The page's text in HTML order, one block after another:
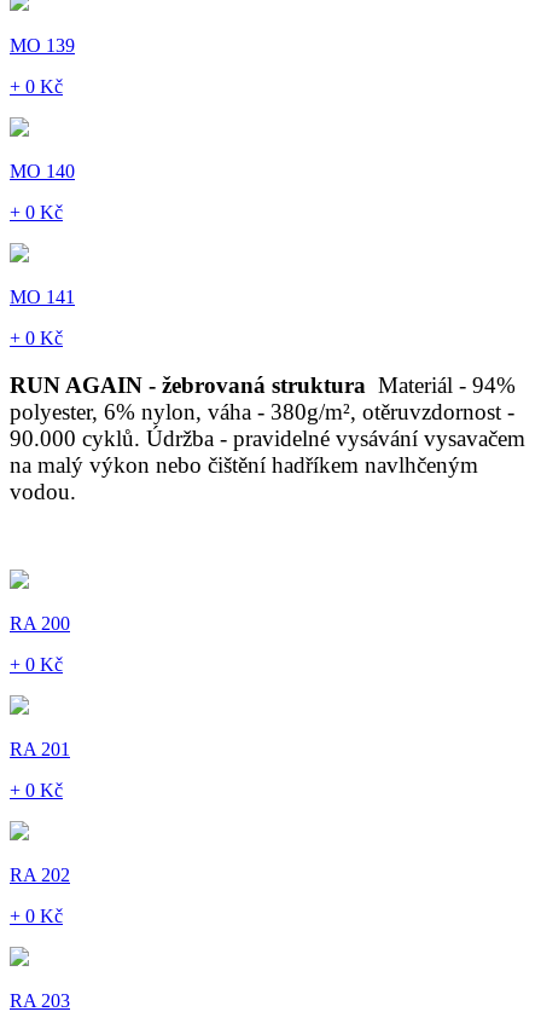
MO 139
+ 0 Kč
MO 140
+ 0 Kč
MO 141
+ 0 Kč
RUN AGAIN - žebrovaná struktura Materiál - 94%
polyester, 6% nylon, váha - 380g/m², otěruvzdornost -
90.000 cyklů. Údržba - pravidelné vysávání vysavačem
na malý výkon nebo čištění hadříkem navlhčeným
vodou.
RA 200
+ 0 Kč
RA 201
+ 0 Kč
RA 202
+ 0 Kč
RA 203